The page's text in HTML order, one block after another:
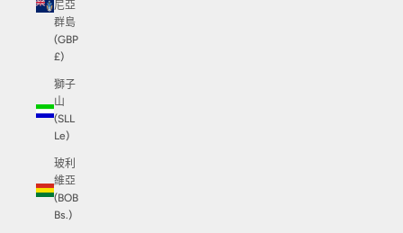
尼亞
群島
(GBP
£)
獅子
山
(SLL
Le)
玻利
維亞
(BOB
Bs.)